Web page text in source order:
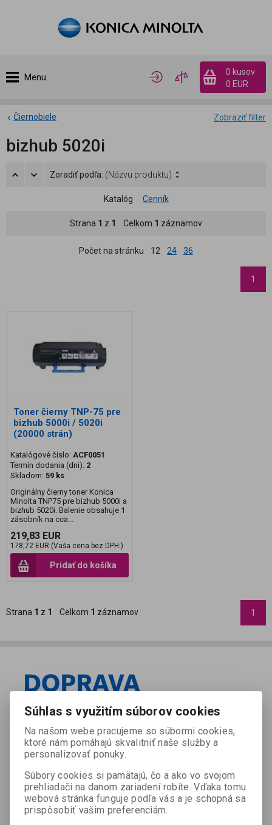
Menu
0 kusov
0 EUR
Zobraziť filter
Čiernobiele
bizhub 5020i
Zoradiť podľa: (Názvu produktu)
Katalóg Cenník
Strana 1 z 1 Celkom 1 záznamov
Počet na stránku 12 24 36
1
Toner čierny TNP-75 pre
bizhub 5000i / 5020i
(20000 strán)
Katalógové číslo: ACF0051
Termín dodania (dni): 2
Skladom: 59 ks
Originálny čierny toner Konica
Minolta TNP75 pre bizhub 5000i a
bizhub 5020i. Balenie obsahuje 1
zásobník na cca...
219,83 EUR
178,72 EUR (Vaša cena bez DPH:)
Pridať do košíka
Strana 1 z 1 Celkom 1 záznamov 1
Súhlas s využitím súborov cookies
Na našom webe pracujeme so súbormi cookies,
ktoré nám pomáhajú skvalitniť naše služby a
personalizovať ponuky.
Súbory cookies si pamätajú, čo a ako vo svojom
prehliadači na danom zariadení robíte. Vďaka tomu
webová stránka funguje podľa vás a je schopná sa
prispôsobiť vašim preferenciám.